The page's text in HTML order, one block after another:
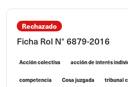
Rechazado
Ficha Rol N° 6879-2016
Acción colectiva acción de interés
competencia Cosa juzgada tribunal